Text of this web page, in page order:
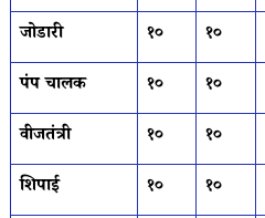
जोडारी
१० १०
पंप चालक
१० १०
वीजतंत्री
१० १०
शिपाई
१० १०